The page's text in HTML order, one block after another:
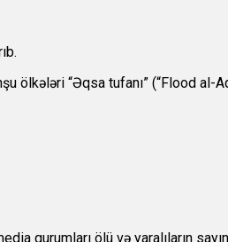
“Əqsa tufanı” (“Flood al-
qurumları ölü və yaralıların